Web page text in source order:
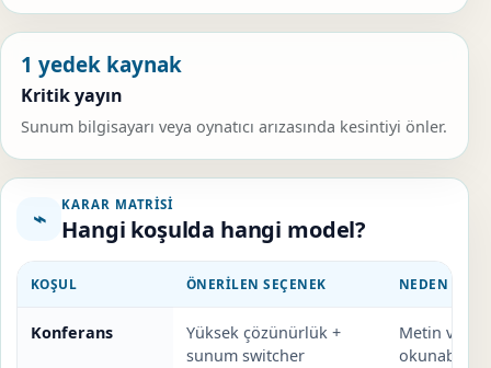
1 yedek kaynak
Kritik yayın
Sunum bilgisayarı veya oynatıcı arızasında kesintiyi önler.
⌁ KARAR MATRISI
Hangi koşulda hangi model?
KOŞUL ÖNERILEN SEÇENEK NEDEN
Konferans
Yüksek çözünürlük +
sunum switcher
Metin ve